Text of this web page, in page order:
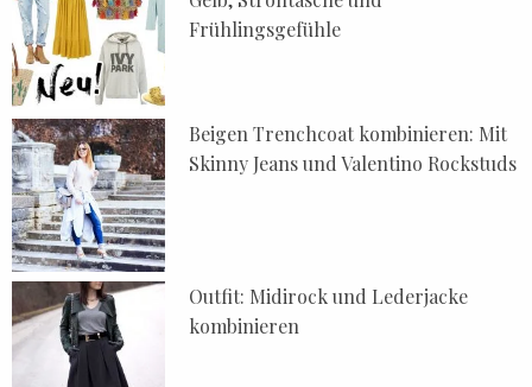
Frühlingsgefühle
Beigen Trenchcoat kombinieren: Mit
Skinny Jeans und Valentino Rockstuds
Outfit: Midirock und Lederjacke
kombinieren